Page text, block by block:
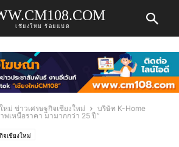
เชียงใหม่ ร้อยแปด
หม่ ข่าวเศรษฐกิจเชียงใหม่
บริษัท K-Home
เหนือราคา มามากกว่า 25 ปี”
จเชียงใหม่